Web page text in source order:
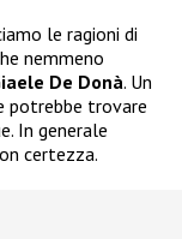
le ragioni di
nemmeno
De Donà. Un
potrebbe trovare
In generale
certezza.